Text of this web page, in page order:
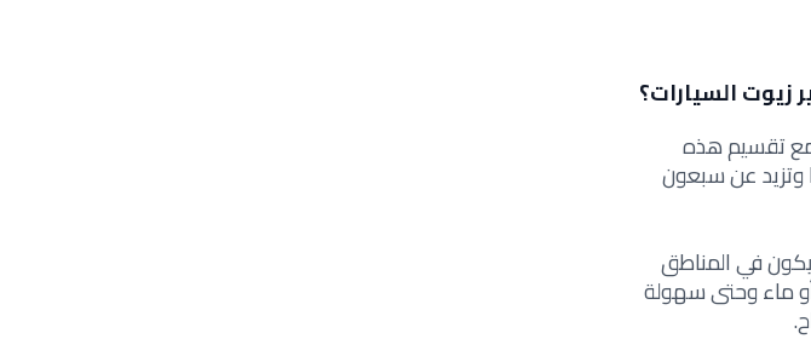
زيوت السيارات؟
متر مربع أو أكثر مع تقسيم هذه
عن سبعون
في المناطق
أو ماء وحتى سهولة